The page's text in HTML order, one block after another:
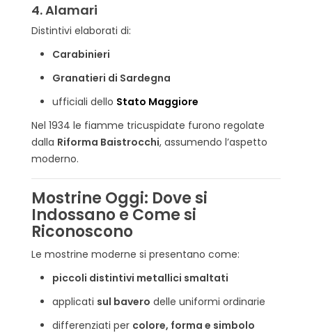
4. Alamari
Distintivi elaborati di:
Carabinieri
Granatieri di Sardegna
ufficiali dello Stato Maggiore
Nel 1934 le fiamme tricuspidate furono regolate
dalla Riforma Baistrocchi, assumendo l’aspetto
moderno.
Mostrine Oggi: Dove si
Indossano e Come si
Riconoscono
Le mostrine moderne si presentano come:
piccoli distintivi metallici smaltati
applicati sul bavero delle uniformi ordinarie
differenziati per colore, forma e simbolo